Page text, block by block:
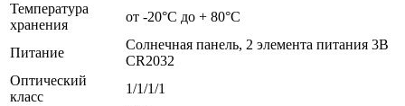
Температура
хранения
от -20°C до + 80°C
Питание
Солнечная панель, 2 элемента питания 3В
CR2032
Оптический
класс
1/1/1/1